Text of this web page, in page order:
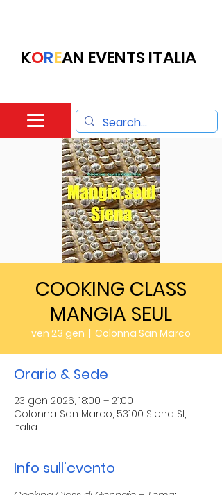
KOREAN EVENTS ITALIA
COOKING CLASS
MANGIA SEUL
ven 23 gen
  |
Colonna San Marco
Orario & Sede
23 gen 2026, 18:00 – 21:00
Colonna San Marco, 53100 Siena SI,
Italia
Info sull'evento